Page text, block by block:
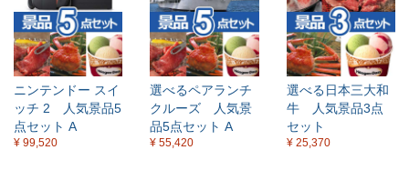
ニンテンドー スイ
ッチ 2 人気景品5
点セット A
¥ 99,520
選べるペアランチ
クルーズ 人気景
品5点セット A
¥ 55,420
選べる日本三大和
牛 人気景品3点
セット
¥ 25,370